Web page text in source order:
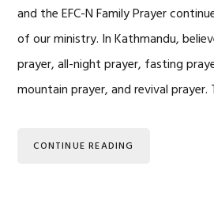
and the EFC-N Family Prayer
of our ministry. In Kathmandu,
prayer, all-night prayer, fasting
mountain prayer, and revival prayer.
CONTINUE READING